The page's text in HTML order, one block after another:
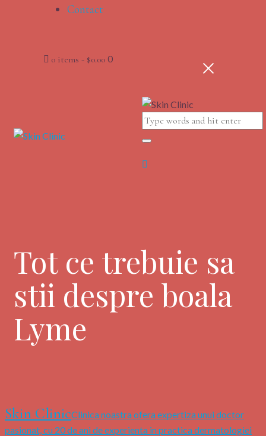
Contact
0 items - $0.00 0
Tot ce trebuie sa
stii despre boala
Lyme
Skin ClinicClinica noastra ofera expertiza unui doctor
pasionat, cu 20 de ani de experienta in practica dermatologiei